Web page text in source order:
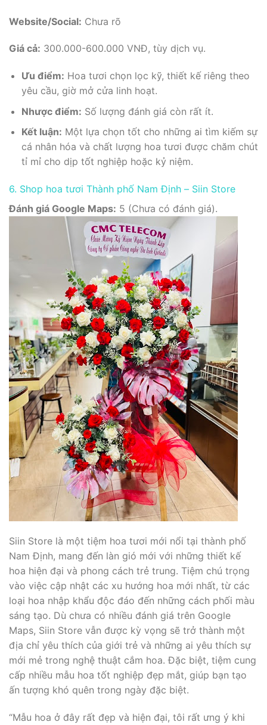
Website/Social: Chưa rõ
Giá cả: 300.000-600.000 VNĐ, tùy dịch vụ.
Ưu điểm: Hoa tươi chọn lọc kỹ, thiết kế riêng theo
yêu cầu, giờ mở cửa linh hoạt.
Nhược điểm: Số lượng đánh giá còn rất ít.
Kết luận: Một lựa chọn tốt cho những ai tìm kiếm sự
cá nhân hóa và chất lượng hoa tươi được chăm chút
tỉ mỉ cho dịp tốt nghiệp hoặc kỷ niệm.
6. Shop hoa tươi Thành phố Nam Định – Siin Store
Đánh giá Google Maps: 5 (Chưa có đánh giá).
Siin Store là một tiệm hoa tươi mới nổi tại thành phố
Nam Định, mang đến làn gió mới với những thiết kế
hoa hiện đại và phong cách trẻ trung. Tiệm chú trọng
vào việc cập nhật các xu hướng hoa mới nhất, từ các
loại hoa nhập khẩu độc đáo đến những cách phối màu
sáng tạo. Dù chưa có nhiều đánh giá trên Google
Maps, Siin Store vẫn được kỳ vọng sẽ trở thành một
địa chỉ yêu thích của giới trẻ và những ai yêu thích sự
mới mẻ trong nghệ thuật cắm hoa. Đặc biệt, tiệm cung
cấp nhiều mẫu hoa tốt nghiệp đẹp mắt, giúp bạn tạo
ấn tượng khó quên trong ngày đặc biệt.
“Mẫu hoa ở đây rất đẹp và hiện đại, tôi rất ưng ý khi